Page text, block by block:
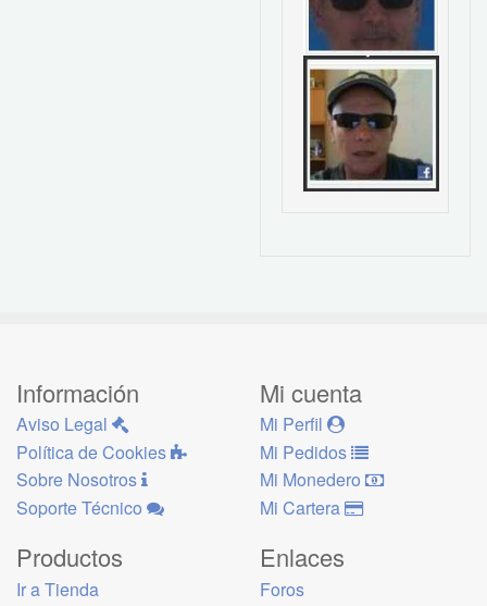
Información
Aviso Legal
Política de Cookies
Sobre Nosotros
Soporte Técnico
Mi cuenta
Mi Perfil
Mi Pedidos
Mi Monedero
Mi Cartera
Productos
Ir a Tienda
Enlaces
Foros